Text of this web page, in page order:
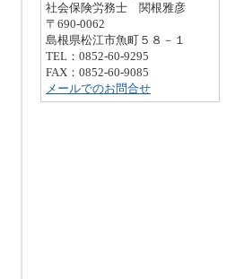
社会保険労務士 関根雅彦
〒690-0062
島根県松江市魚町５８－１
TEL：0852-60-9295
FAX：0852-60-9085
メールでのお問合せ